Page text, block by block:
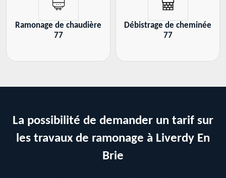
Ramonage de chaudière
77
Débistrage de cheminée
77
La possibilité de demander un tarif sur
les travaux de ramonage à Liverdy En
Brie